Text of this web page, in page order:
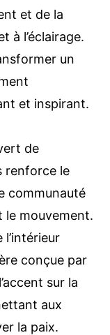
et de la
à l’éclairage.
un
et inspirant.
de
renforce le
communauté
le mouvement.
l’intérieur
conçue par
sur la
aux
la paix.